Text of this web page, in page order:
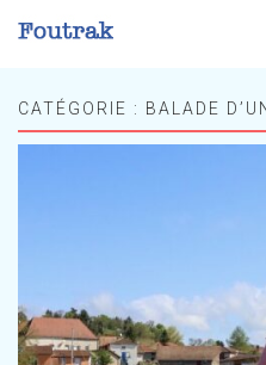
CATÉGORIE : BALADE